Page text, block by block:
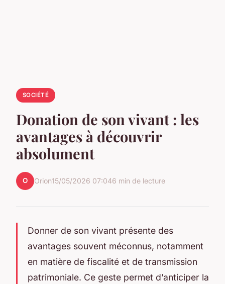
SOCIÉTÉ
Donation de son vivant : les
avantages à découvrir
absolument
O Orion15/05/2026 07:046 min de lecture
Donner de son vivant présente des
avantages souvent méconnus, notamment
en matière de fiscalité et de transmission
patrimoniale. Ce geste permet d’anticiper la